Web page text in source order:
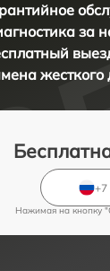
за
жесткого
Нажимая на кнопку